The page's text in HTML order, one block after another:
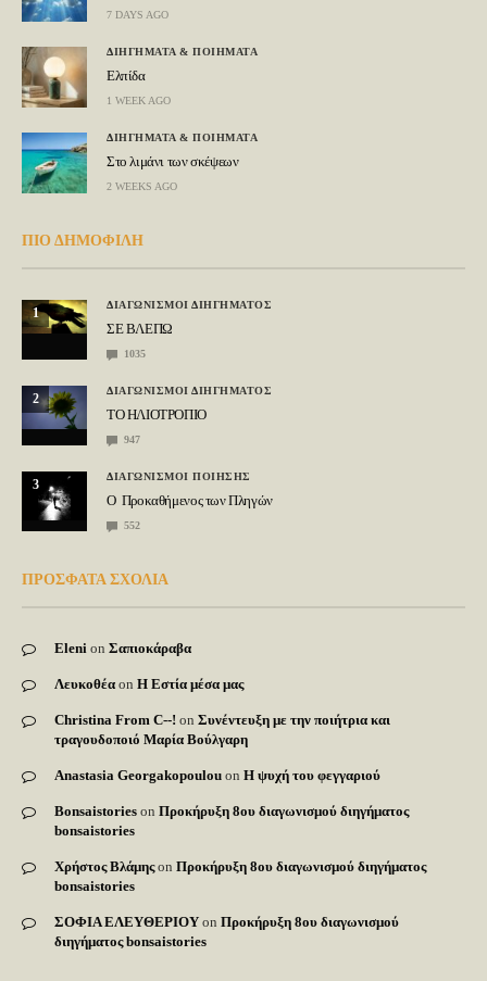
7 DAYS AGO
ΔΙΗΓΗΜΑΤΑ & ΠΟΙΗΜΑΤΑ
Ελπίδα
1 WEEK AGO
ΔΙΗΓΗΜΑΤΑ & ΠΟΙΗΜΑΤΑ
Στο λιμάνι των σκέψεων
2 WEEKS AGO
ΠΙΟ ΔΗΜΟΦΙΛΗ
1
ΔΙΑΓΩΝΙΣΜΟΙ ΔΙΗΓΗΜΑΤΟΣ
ΣΕ ΒΛΕΠΩ
1035
2
ΔΙΑΓΩΝΙΣΜΟΙ ΔΙΗΓΗΜΑΤΟΣ
ΤΟ ΗΛΙΟΤΡΟΠΙΟ
947
3
ΔΙΑΓΩΝΙΣΜΟΙ ΠΟΙΗΣΗΣ
Ο Προκαθήμενος των Πληγών
552
ΠΡΟΣΦΑΤΑ ΣΧΟΛΙΑ
Eleni on Σαπιοκάραβα
Λευκοθέα on Η Εστία μέσα μας
Christina From C--! on Συνέντευξη με την ποιήτρια και
τραγουδοποιό Μαρία Βούλγαρη
Anastasia Georgakopoulou on Η ψυχή του φεγγαριού
Bonsaistories on Προκήρυξη 8ου διαγωνισμού διηγήματος
bonsaistories
Χρήστος Βλάμηςon Προκήρυξη 8ου διαγωνισμού διηγήματος
bonsaistories
ΣΟΦΙΑ ΕΛΕΥΘΕΡΙΟΥ on Προκήρυξη 8ου διαγωνισμού
διηγήματος bonsaistories